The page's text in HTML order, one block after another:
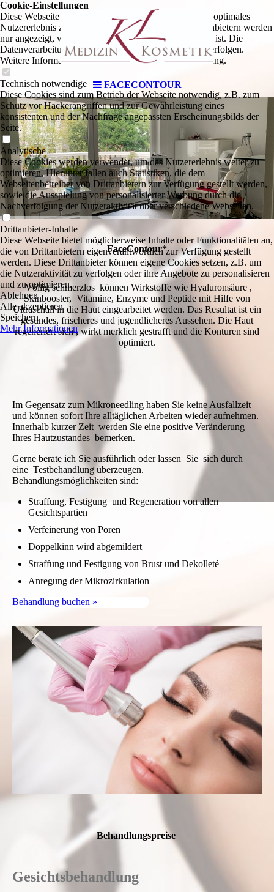
FACECONTOUR
FaceContour*
Völlig schmerzlos können Wirkstoffe wie Hyaluron­säure ,
Skinbooster, Vitamine, Enzyme und Peptide mit Hilfe von
Ultraschall in die Haut ein­gearbeitet werden. Das Resultat ist ein
gesundes, frischeres und jugend­licheres Aussehen. Die Haut
regeneriert sich , wirkt merklich gestrafft und die Konturen sind
optimiert.
Im Gegensatz zum Mikrone­edling haben Sie keine Aus­fall­zeit
und können sofort Ihre alltäglichen Arbeiten wieder auf­nehmen.
Inner­halb kurzer Zeit werden Sie eine positive Veränderung
Ihres Hautzustandes bemerken.
Gerne berate ich Sie ausführlich oder lassen Sie sich durch
eine Testbehandlung überzeugen.
Behandlungsmöglichkeiten sind:
Straffung, Festigung und Regeneration von allen
Gesichtspartien
Verfeinerung von Poren
Doppelkinn wird abgemildert
Straffung und Festigung von Brust und Dekolleté
Anregung der Mikrozirkulation
Behandlung buchen »
Behandlungspreise
Gesichtsbehandlung
Cookie-Einstellungen
Diese Webseite verwendet Cookies, um Besuchern ein optimales
Nutzererlebnis zu bieten. Bestimmte Inhalte von Drittanbietern werden
nur angezeigt, wenn die entsprechende Option aktiviert ist. Die
Datenverarbeitung kann dann auch in einem Drittland erfolgen.
Weitere Informationen hierzu in der Datenschutzerklärung.
Technisch notwendige
Diese Cookies sind zum Betrieb der Webseite notwendig, z.B. zum
Schutz vor Hackerangriffen und zur Gewährleistung eines
konsistenten und der Nachfrage angepassten Erscheinungsbilds der
Seite.
Analytische
Diese Cookies werden verwendet, um das Nutzererlebnis weiter zu
optimieren. Hierunter fallen auch Statistiken, die dem
Webseitenbetreiber von Drittanbietern zur Verfügung gestellt werden,
sowie die Ausspielung von personalisierter Werbung durch die
Nachverfolgung der Nutzeraktivität über verschiedene Webseiten.
Drittanbieter-Inhalte
Diese Webseite bietet möglicherweise Inhalte oder Funktionalitäten an,
die von Drittanbietern eigenverantwortlich zur Verfügung gestellt
werden. Diese Drittanbieter können eigene Cookies setzen, z.B. um
die Nutzeraktivität zu verfolgen oder ihre Angebote zu personalisieren
und zu optimieren.
Ablehnen
Alle akzeptieren
Speichern
Mehr Informationen